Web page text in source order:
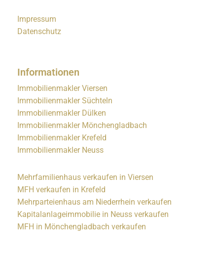
Impressum
Datenschutz
Informationen
Immobilienmakler Viersen
Immobilienmakler Süchteln
Immobilienmakler Dülken
Immobilienmakler Mönchengladbach
Immobilienmakler Krefeld
Immobilienmakler Neuss
Mehrfamilienhaus verkaufen in Viersen
MFH verkaufen in Krefeld
Mehrparteienhaus am Niederrhein verkaufen
Kapitalanlageimmobilie in Neuss verkaufen
MFH in Mönchengladbach verkaufen